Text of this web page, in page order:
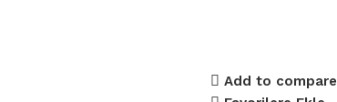
Add to compare